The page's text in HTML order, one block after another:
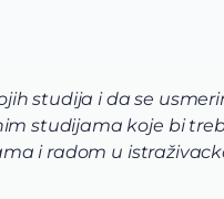
studija i da se
studijama koje bi
i radom u